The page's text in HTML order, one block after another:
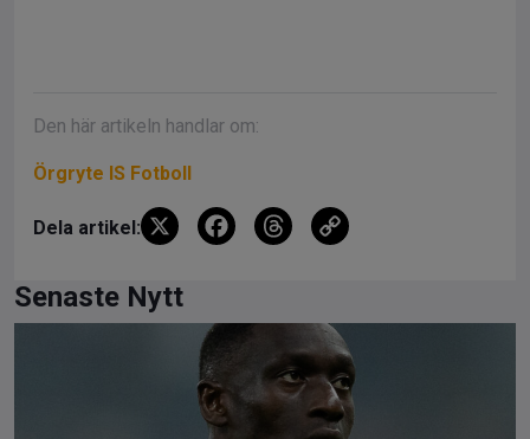
Den här artikeln handlar om:
Örgryte IS Fotboll
Dela artikel: X
F
b
o
T
d
s
Li
n
k
Senaste Nytt